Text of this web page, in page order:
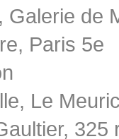
Galerie de
Paris 5e
Le